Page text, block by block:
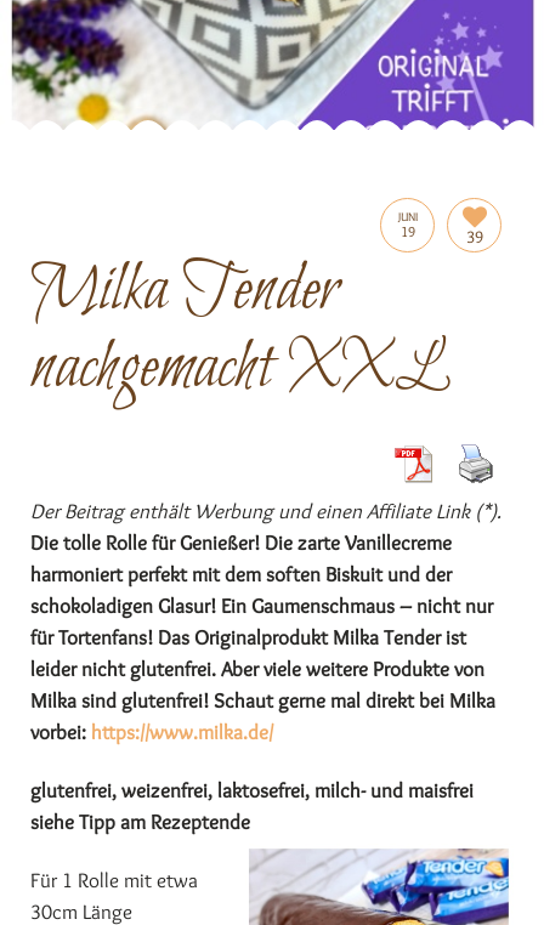
JUNI
19 39
Milka Tender
nachgemacht XXL
Der Beitrag enthält Werbung und einen Affiliate Link (*).
Die tolle Rolle für Genießer! Die zarte Vanillecreme
harmoniert perfekt mit dem soften Biskuit und der
schokoladigen Glasur! Ein Gaumenschmaus – nicht nur
für Tortenfans! Das Originalprodukt Milka Tender ist
leider nicht glutenfrei. Aber viele weitere Produkte von
Milka sind glutenfrei! Schaut gerne mal direkt bei Milka
vorbei: https://www.milka.de/
glutenfrei, weizenfrei, laktosefrei, milch- und maisfrei
siehe Tipp am Rezeptende
Für 1 Rolle mit etwa
30cm Länge